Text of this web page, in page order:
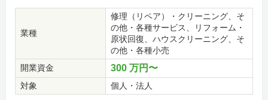
業種
修理（リペア）・クリーニング、そ
の他・各種サービス、リフォーム・
原状回復、ハウスクリーニング、そ
の他・各種小売
開業資金
300 万円〜
対象 個人・法人